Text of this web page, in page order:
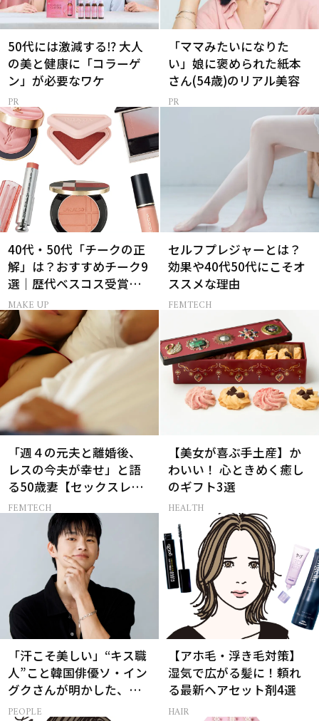
50代には激減する⁉ 大人
の美と健康に「コラーゲ
ン」が必要なワケ
「ママみたいになりた
い」娘に褒められた紙本
さん(54歳)のリアル美容
40代・50代「チークの正
解」は？おすすめチーク9
選｜歴代ベスコス受賞ま
とめ＆正しい使い方
MAKE UP
セルフプレジャーとは？
効果や40代50代にこそオ
ススメな理由
FEMTECH
「週４の元夫と離婚後、
レスの今夫が幸せ」と語
る50歳妻【セックスレス
AND THE CITY -女たちの
告白-】
FEMTECH
【美女が喜ぶ手土産】か
わいい！ 心ときめく癒し
のギフト3選
HEALTH
「汗こそ美しい」“キス職
人”こと韓国俳優ソ・イン
グクさんが明かした、惹
かれる人の条件とは
PEOPLE
【アホ毛・浮き毛対策】
湿気で広がる髪に！頼れ
る最新ヘアセット剤4選
HAIR